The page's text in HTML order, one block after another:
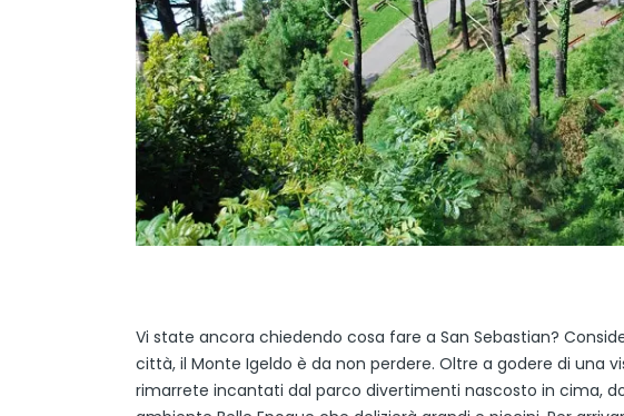
Vi state ancora chiedendo cosa fare a San Sebastian?
città, il Monte Igeldo è da non perdere. Oltre a godere di una
rimarrete incantati dal parco divertimenti nascosto in cima,